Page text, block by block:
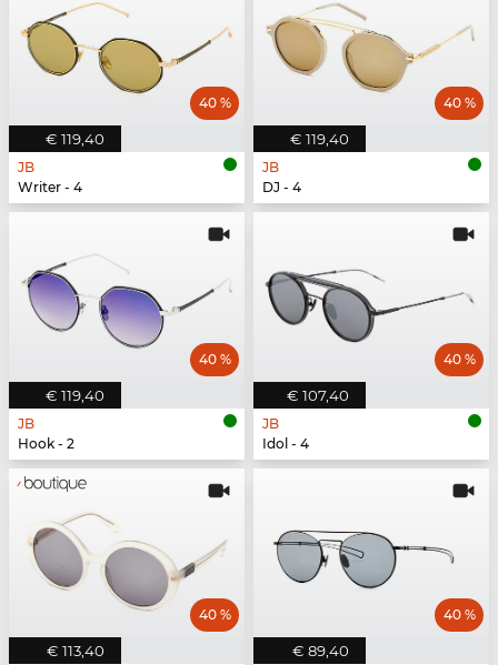
€ 119,40
40 %
JB
Writer - 4
€ 119,40
40 %
JB
DJ - 4
€ 119,40
40 %
JB
Hook - 2
€ 107,40
40 %
JB
Idol - 4
€ 113,40
40 %
€ 89,40
40 %